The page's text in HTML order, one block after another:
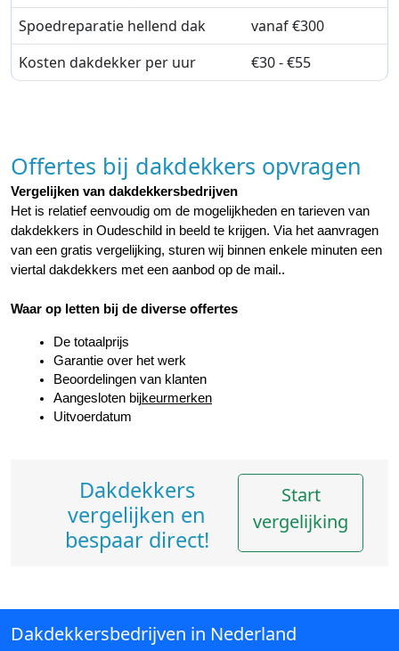
Spoedreparatie hellend dak
vanaf €300
Kosten dakdekker per uur
€30 - €55
Offertes bij dakdekkers opvragen
Vergelijken van dakdekkersbedrijven
Het is relatief eenvoudig om de mogelijkheden en tarieven van
dakdekkers in Oudeschild in beeld te krijgen. Via het aanvragen
van een gratis vergelijking, sturen wij binnen enkele minuten een
viertal dakdekkers met een aanbod op de mail..
Waar op letten bij de diverse offertes
De totaalprijs
Garantie over het werk
Beoordelingen van klanten
Aangesloten bijkeurmerken
Uitvoerdatum
Dakdekkers
vergelijken en
bespaar direct!
Start
vergelijking
Dakdekkersbedrijven in Nederland